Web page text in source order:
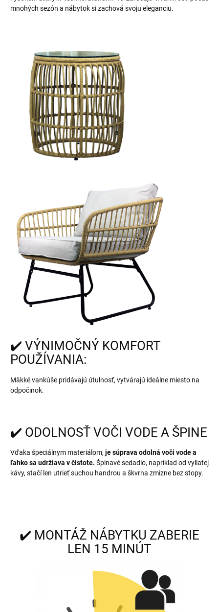
mnohých sezón a nábytok si zachová svoju eleganciu.
✔️ VÝNIMOČNÝ KOMFORT
POUŽÍVANIA:
Mäkké vankúše pridávajú útulnosť, vytvárajú ideálne miesto na
odpočinok.
✔️ ODOLNOSŤ VOČI VODE A ŠPINE
Vďaka špeciálnym materiálom, je súprava odolná voči vode a
ľahko sa udržiava v čistote. Špinavé sedadlo, napríklad od vyliatej
kávy, stačí len utrieť suchou handrou a škvrna zmizne bez stopy.
✔️ MONTÁŽ NÁBYTKU ZABERIE
LEN 15 MINÚT